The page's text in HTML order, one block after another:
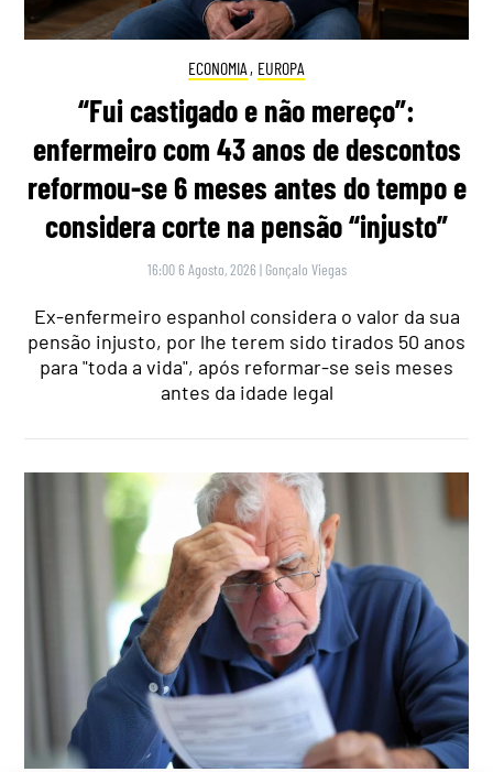
ECONOMIA , EUROPA
“Fui castigado e não mereço”:
enfermeiro com 43 anos de descontos
reformou-se 6 meses antes do tempo e
considera corte na pensão “injusto”
16:00 6 Agosto, 2026 | Gonçalo Viegas
Ex-enfermeiro espanhol considera o valor da sua
pensão injusto, por lhe terem sido tirados 50 anos
para "toda a vida", após reformar-se seis meses
antes da idade legal